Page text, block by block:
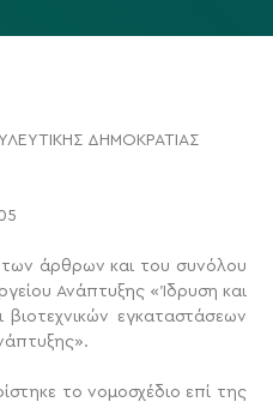
ΔΗΜΟΚΡΑΤΙΑΣ
των άρθρων και του συνόλου
Ανάπτυξης «Ίδρυση και
βιοτεχνικών εγκαταστάσεων
το νομοσχέδιο επί της